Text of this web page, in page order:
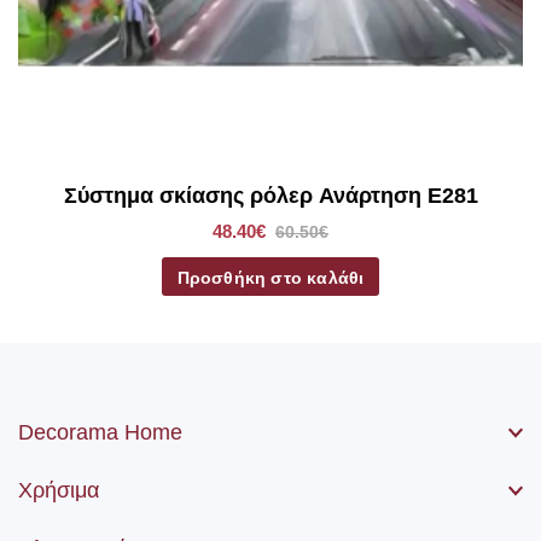
Σύστημα σκίασης ρόλερ Ανάρτηση E281
48.40€ 60.50€
Προσθήκη στο καλάθι
Decorama Home
Χρήσιμα